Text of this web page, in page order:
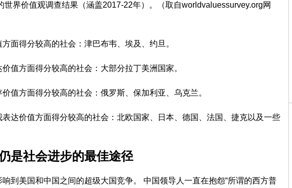
世界价值观调查结果（涵盖2017-22年）。（取自worldvaluessurvey.org网
面得分较高的社会：津巴布韦、埃及、约旦。
值方面得分较高的社会：大部分拉丁美洲国家。
值方面得分较高的社会：俄罗斯、保加利亚、乌克兰。
达价值方面得分较高的社会：北欧国家、日本、德国、法国、捷克以及一些
是社会进步的最佳途径
到美国和中国之间的超级大国竞争。 中国领导人一直在抱怨“所谓的西方普